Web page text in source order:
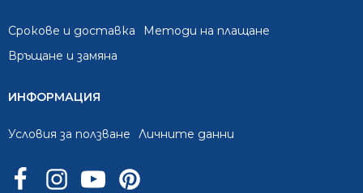
Срокове и доставка
Методи на плащане
Връщане и замяна
ИНФОРМАЦИЯ
Условия за ползване Личните данни